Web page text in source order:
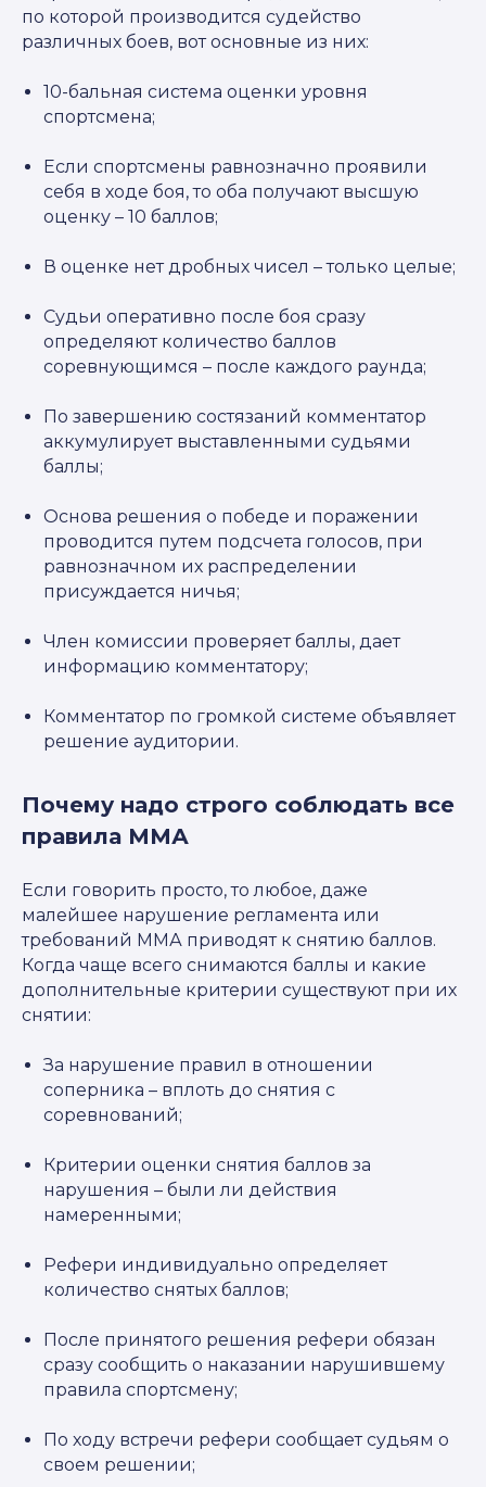
по которой производится судейство
различных боев, вот основные из них:
10-бальная система оценки уровня
спортсмена;
Если спортсмены равнозначно проявили
себя в ходе боя, то оба получают высшую
оценку – 10 баллов;
В оценке нет дробных чисел – только целые;
Судьи оперативно после боя сразу
определяют количество баллов
соревнующимся – после каждого раунда;
По завершению состязаний комментатор
аккумулирует выставленными судьями
баллы;
Основа решения о победе и поражении
проводится путем подсчета голосов, при
равнозначном их распределении
присуждается ничья;
Член комиссии проверяет баллы, дает
информацию комментатору;
Комментатор по громкой системе объявляет
решение аудитории.
Почему надо строго соблюдать все
правила ММА
Если говорить просто, то любое, даже
малейшее нарушение регламента или
требований ММА приводят к снятию баллов.
Когда чаще всего снимаются баллы и какие
дополнительные критерии существуют при их
снятии:
За нарушение правил в отношении
соперника – вплоть до снятия с
соревнований;
Критерии оценки снятия баллов за
нарушения – были ли действия
намеренными;
Рефери индивидуально определяет
количество снятых баллов;
После принятого решения рефери обязан
сразу сообщить о наказании нарушившему
правила спортсмену;
По ходу встречи рефери сообщает судьям о
своем решении;